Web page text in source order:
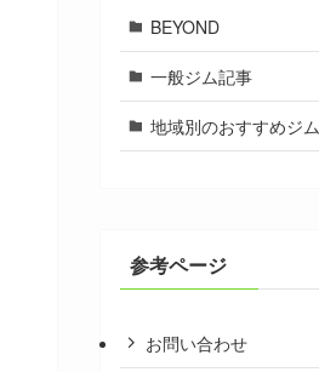
BEYOND
一般ジム記事
地域別のおすすめジム
参考ページ
お問い合わせ